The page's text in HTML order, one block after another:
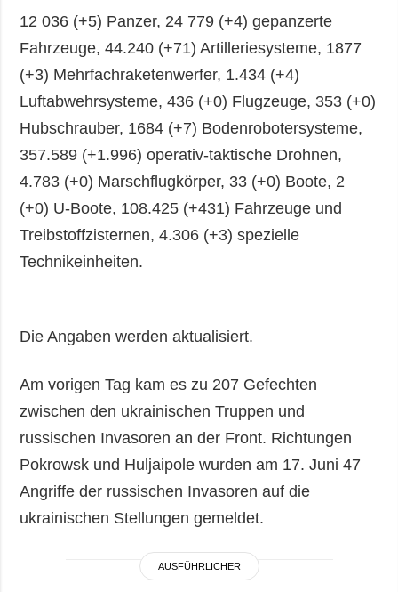
12 036 (+5) Panzer, 24 779 (+4) gepanzerte
Fahrzeuge, 44.240 (+71) Artilleriesysteme, 1877
(+3) Mehrfachraketenwerfer, 1.434 (+4)
Luftabwehrsysteme, 436 (+0) Flugzeuge, 353 (+0)
Hubschrauber, 1684 (+7) Bodenrobotersysteme,
357.589 (+1.996) operativ-taktische Drohnen,
4.783 (+0) Marschflugkörper, 33 (+0) Boote, 2
(+0) U-Boote, 108.425 (+431) Fahrzeuge und
Treibstoffzisternen, 4.306 (+3) spezielle
Technikeinheiten.
Die Angaben werden aktualisiert.
Am vorigen Tag kam es zu 207 Gefechten
zwischen den ukrainischen Truppen und
russischen Invasoren an der Front. Richtungen
Pokrowsk und Huljaipole wurden am 17. Juni 47
Angriffe der russischen Invasoren auf die
ukrainischen Stellungen gemeldet.
AUSFÜHRLICHER